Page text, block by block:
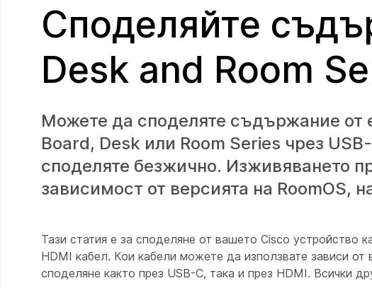
Споделяйте
Desk and Room
Можете да споделяте съдържание от
Board, Desk или Room Series чрез
споделяте безжично. Изживяването
зависимост от версията на RoomOS,
Тази статия е за споделяне от вашето Cisco устройство
HDMI кабел. Кои кабели можете да използвате зависи
споделяне както през USB-C, така и през HDMI. Всички